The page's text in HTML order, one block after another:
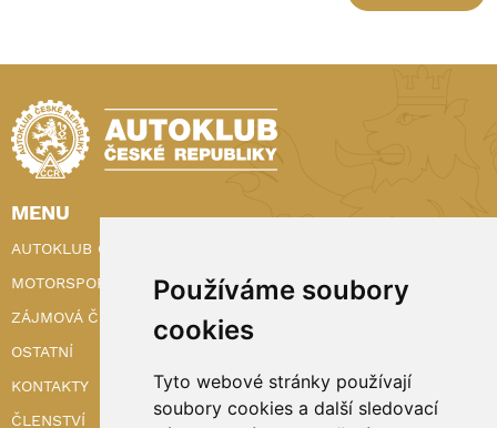
Používáme soubory
cookies
Tyto webové stránky používají
soubory cookies a další sledovací
MENU
AUTOKLUB ČR
MOTORSPORT
ZÁJMOVÁ ČINNOST
OSTATNÍ
KONTAKTY
ČLENSTVÍ